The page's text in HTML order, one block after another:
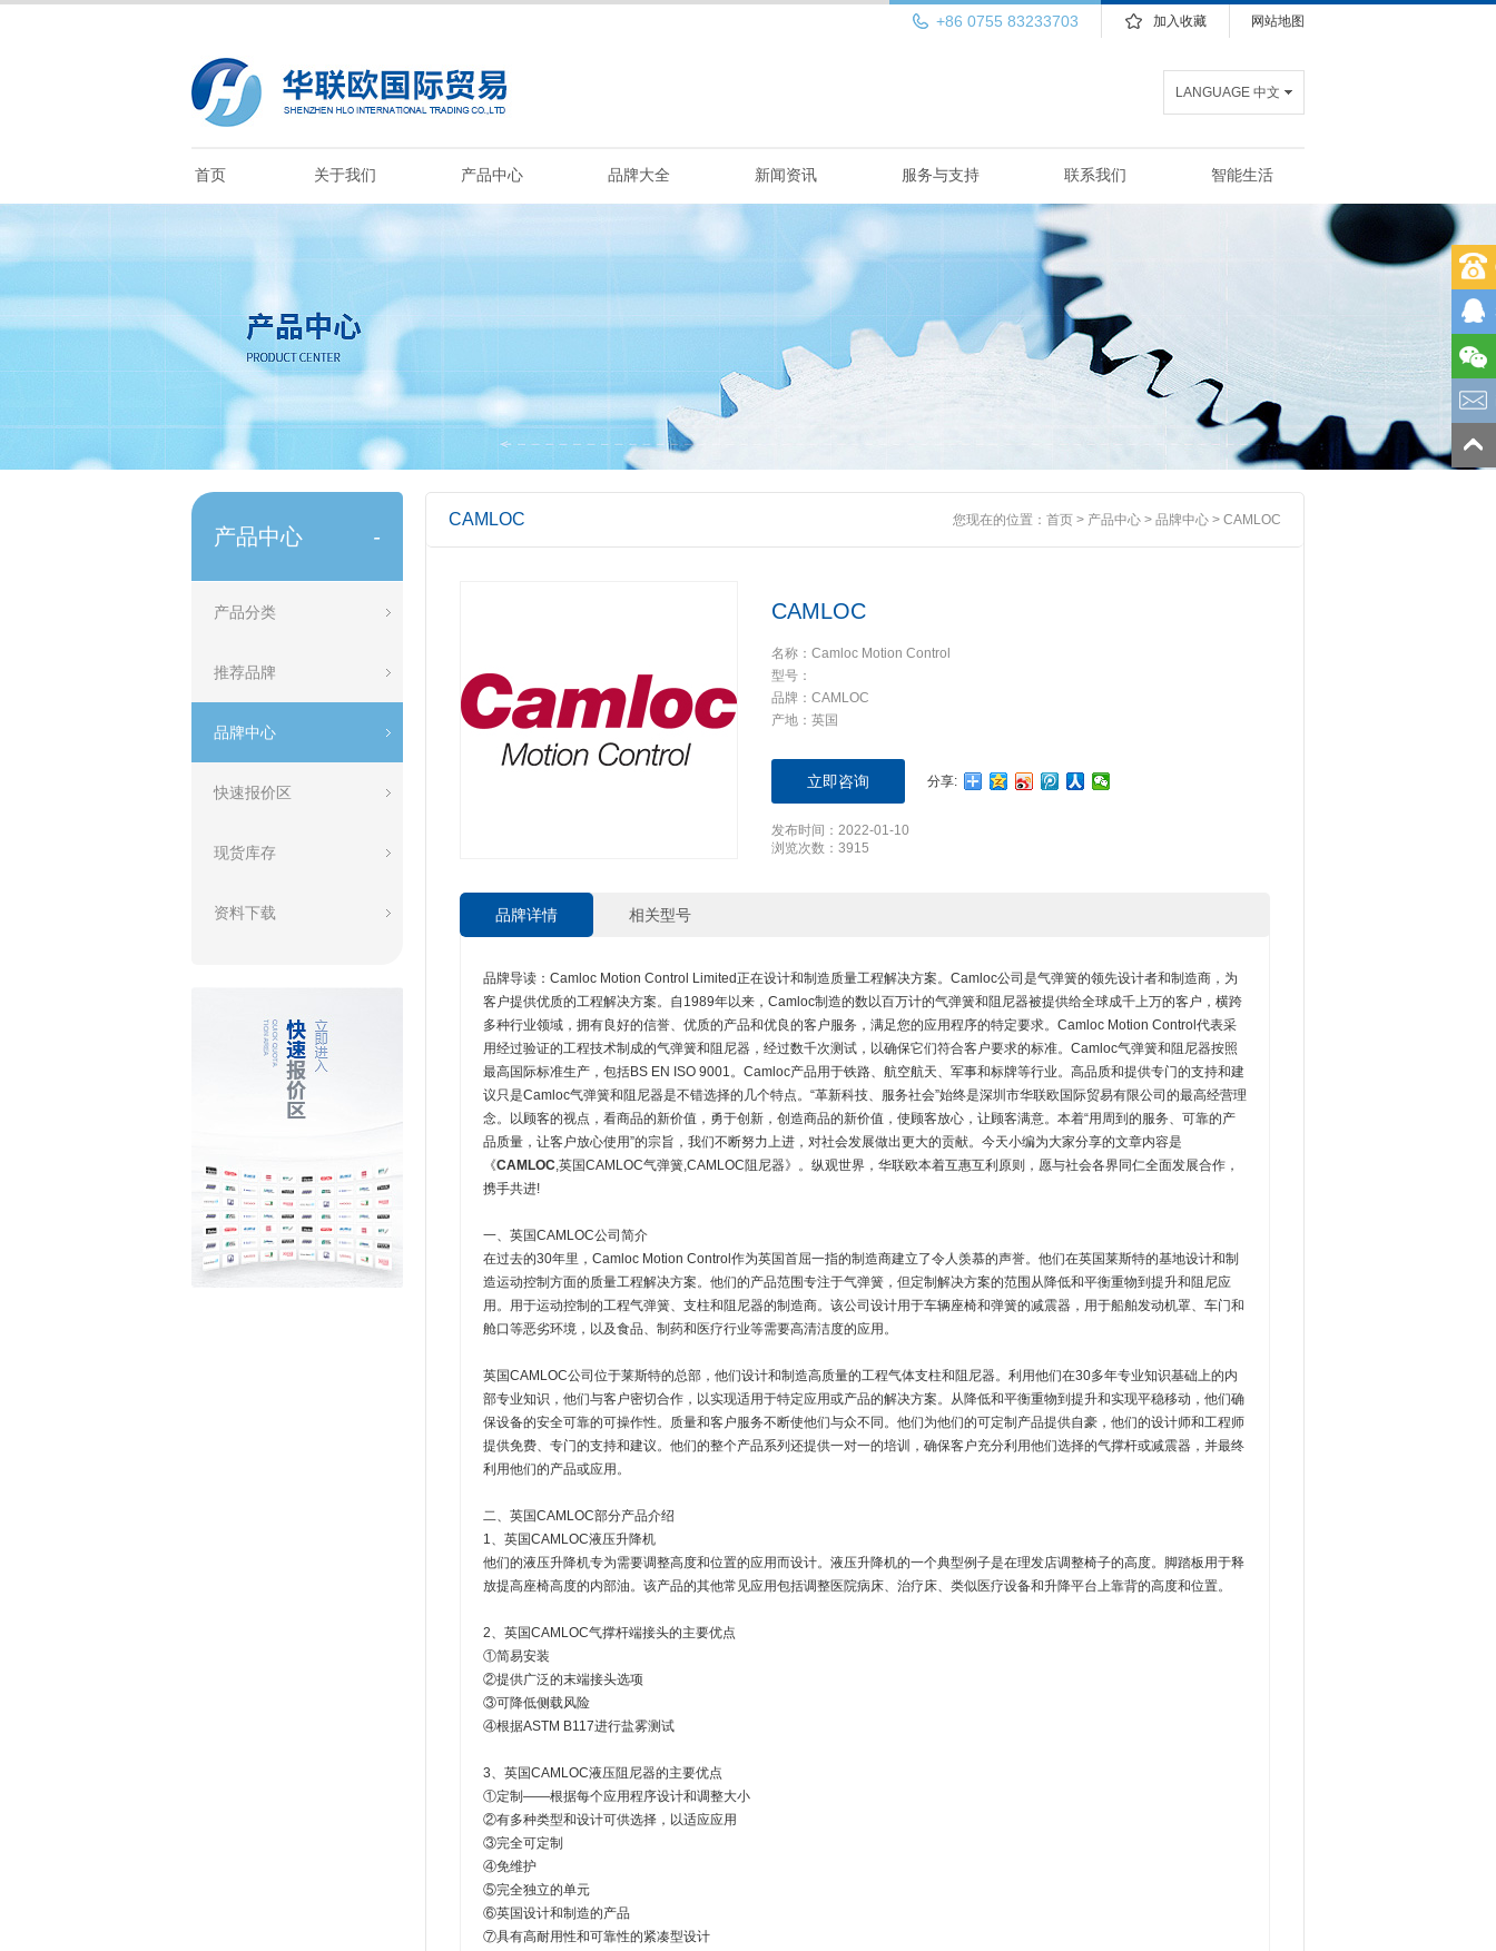
网站地图
加入收藏
+86 0755 83233703
LANGUAGE 中文
首页 关于我们 产品中心 品牌大全 新闻资讯 服务与支持 联系我们 智能生活
产品中心 -
产品分类
推荐品牌
品牌中心
快速报价区
现货库存
资料下载
CAMLOC 您现在的位置： 首页 > 产品中心 > 品牌中心 > CAMLOC
CAMLOC
名称：Camloc Motion Control
型号：
品牌：CAMLOC
产地：英国
立即咨询 分享:
发布时间：2022-01-10
浏览次数：3915
品牌详情 相关型号
​品牌导读：Camloc Motion Control Limited正在设计和制造质量工程解决方案。Camloc公司是气弹簧的领先设计者和制造商，为
客户提供优质的工程解决方案。自1989年以来，Camloc制造的数以百万计的气弹簧和阻尼器被提供给全球成千上万的客户，横跨
多种行业领域，拥有良好的信誉、优质的产品和优良的客户服务，满足您的应用程序的特定要求。Camloc Motion Control代表采
用经过验证的工程技术制成的气弹簧和阻尼器，经过数千次测试，以确保它们符合客户要求的标准。Camloc气弹簧和阻尼器按照
最高国际标准生产，包括BS EN ISO 9001。Camloc产品用于铁路、航空航天、军事和标牌等行业。高品质和提供专门的支持和建
议只是Camloc气弹簧和阻尼器是不错选择的几个特点。“革新科技、服务社会”始终是深圳市华联欧国际贸易有限公司的最高经营理
念。以顾客的视点，看商品的新价值，勇于创新，创造商品的新价值，使顾客放心，让顾客满意。本着“用周到的服务、可靠的产
品质量，让客户放心使用”的宗旨，我们不断努力上进，对社会发展做出更大的贡献。今天小编为大家分享的文章内容是
《CAMLOC,英国CAMLOC气弹簧,CAMLOC阻尼器》。纵观世界，华联欧本着互惠互利原则，愿与社会各界同仁全面发展合作，
携手共进!
一、英国CAMLOC公司简介
在过去的30年里，Camloc Motion Control作为英国首屈一指的制造商建立了令人羡慕的声誉。他们在英国莱斯特的基地设计和制
造运动控制方面的质量工程解决方案。他们的产品范围专注于气弹簧，但定制解决方案的范围从降低和平衡重物到提升和阻尼应
用。用于运动控制的工程气弹簧、支柱和阻尼器的制造商。该公司设计用于车辆座椅和弹簧的减震器，用于船舶发动机罩、车门和
舱口等恶劣环境，以及食品、制药和医疗行业等需要高清洁度的应用。
英国CAMLOC公司位于莱斯特的总部，他们设计和制造高质量的工程气体支柱和阻尼器。利用他们在30多年专业知识基础上的内
部专业知识，他们与客户密切合作，以实现适用于特定应用或产品的解决方案。从降低和平衡重物到提升和实现平稳移动，他们确
保设备的安全可靠的可操作性。质量和客户服务不断使他们与众不同。他们为他们的可定制产品提供自豪，他们的设计师和工程师
提供免费、专门的支持和建议。他们的整个产品系列还提供一对一的培训，确保客户充分利用他们选择的气撑杆或减震器，并最终
利用他们的产品或应用。
二、英国CAMLOC部分产品介绍
1、英国CAMLOC液压升降机
他们的液压升降机专为需要调整高度和位置的应用而设计。液压升降机的一个典型例子是在理发店调整椅子的高度。脚踏板用于释
放提高座椅高度的内部油。该产品的其他常见应用包括调整医院病床、治疗床、类似医疗设备和升降平台上靠背的高度和位置。
2、英国CAMLOC气撑杆端接头的主要优点
①简易安装
②提供广泛的末端接头选项
③可降低侧载风险
④根据ASTM B117进行盐雾测试
3、英国CAMLOC液压阻尼器的主要优点
①定制——根据每个应用程序设计和调整大小
②有多种类型和设计可供选择，以适应应用
③完全可定制
④免维护
⑤完全独立的单元
⑥英国设计和制造的产品
⑦具有高耐用性和可靠性的紧凑型设计